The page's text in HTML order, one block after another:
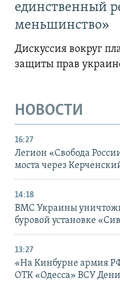
единственный
меньшинство»
Дискуссия вокруг
защиты прав
НОВОСТИ
16:27
Легион «Свобода
моста через
14:18
ВМС Украины
буровой установке
13:27
«На Кинбурне армия
ОТК «Одесса» ВСУ